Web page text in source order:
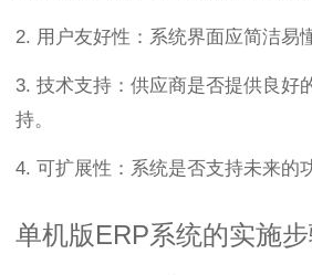
2. 用户友好性：系统界面应简洁易
3. 技术支持：供应商是否提供良好
持。
4. 可扩展性：系统是否支持未来的
单机版ERP系统的实施